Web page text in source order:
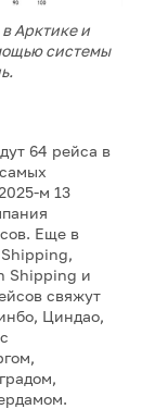
Арктике и
системы
64 рейса в
м 13
Еще в
Shipping и
свяжут
Циндао,